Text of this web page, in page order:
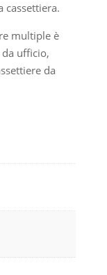
cassettiera.
multiple è
ufficio,
da